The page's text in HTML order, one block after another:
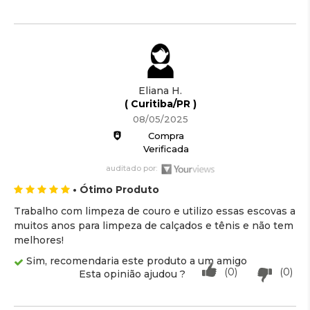
Eliana H.
( Curitiba/PR )
08/05/2025
Compra
Verificada
auditado por:
• Ótimo Produto
Trabalho com limpeza de couro e utilizo essas escovas a
muitos anos para limpeza de calçados e tênis e não tem
melhores!
Sim, recomendaria este produto a um amigo
(0)
(0)
Esta opinião ajudou ?